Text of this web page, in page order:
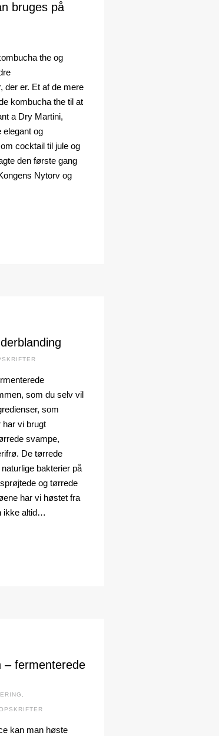
bruges på
the og
der er. Et af de mere
kombucha the til at
a Dry Martini,
og
cocktail til jule og
den første gang
Nytorv og
som du selv vil
som
vi brugt
svampe,
De tørrede
bakterier på
og tørrede
har vi høstet fra
ikke altid…
– fermenterede
kan man høste